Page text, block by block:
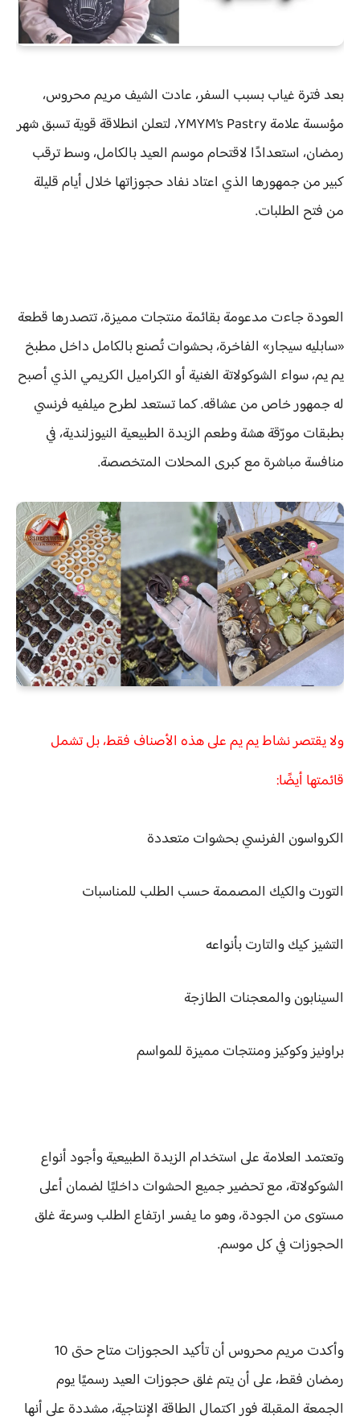
بعد فترة غياب بسبب السفر، عادت الشيف مريم محروس،
مؤسسة علامة YMYM’s Pastry، لتعلن انطلاقة قوية تسبق شهر
رمضان، استعدادًا لاقتحام موسم العيد بالكامل، وسط ترقب
كبير من جمهورها الذي اعتاد نفاد حجوزاتها خلال أيام قليلة
من فتح الطلبات.
العودة جاءت مدعومة بقائمة منتجات مميزة، تتصدرها قطعة
«سابليه سيجار» الفاخرة، بحشوات تُصنع بالكامل داخل مطبخ
يم يم، سواء الشوكولاتة الغنية أو الكراميل الكريمي الذي أصبح
له جمهور خاص من عشاقه. كما تستعد لطرح ميلفيه فرنسي
بطبقات مورّقة هشة وطعم الزبدة الطبيعية النيوزلندية، في
منافسة مباشرة مع كبرى المحلات المتخصصة.
ولا يقتصر نشاط يم يم على هذه الأصناف فقط، بل تشمل
قائمتها أيضًا:
الكرواسون الفرنسي بحشوات متعددة
التورت والكيك المصممة حسب الطلب للمناسبات
التشيز كيك والتارت بأنواعه
السينابون والمعجنات الطازجة
براونيز وكوكيز ومنتجات مميزة للمواسم
وتعتمد العلامة على استخدام الزبدة الطبيعية وأجود أنواع
الشوكولاتة، مع تحضير جميع الحشوات داخليًا لضمان أعلى
مستوى من الجودة، وهو ما يفسر ارتفاع الطلب وسرعة غلق
الحجوزات في كل موسم.
وأكدت مريم محروس أن تأكيد الحجوزات متاح حتى 10
رمضان فقط، على أن يتم غلق حجوزات العيد رسميًا يوم
الجمعة المقبلة فور اكتمال الطاقة الإنتاجية، مشددة على أنها